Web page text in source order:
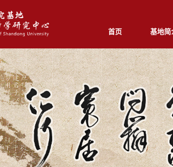
首页 基地简